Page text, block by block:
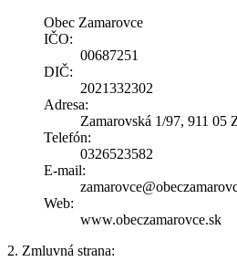
Obec Zamarovce
IČO:
00687251
DIČ:
2021332302
Adresa:
Zamarovská 1/97, 911 05
Telefón:
0326523582
E-mail:
Web:
www.obeczamarovce.sk
2. Zmluvná strana: